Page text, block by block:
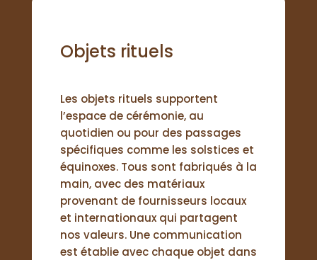
Objets rituels
Les objets rituels supportent
l’espace de cérémonie, au
quotidien ou pour des passages
spécifiques comme les solstices et
équinoxes. Tous sont fabriqués à la
main, avec des matériaux
provenant de fournisseurs locaux
et internationaux qui partagent
nos valeurs. Une communication
est établie avec chaque objet dans